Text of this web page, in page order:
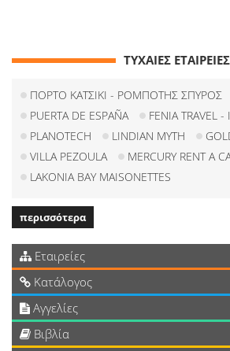
ΤΥΧΑΙΕΣ ΕΤΑΙΡΕΙΕΣ
ΠΟΡΤΟ ΚΑΤΣΙΚΙ - ΡΟΜΠΟΤΗΣ ΣΠΥΡΟΣ
PUERTA DE ESPAÑA
FENIA TRAVEL
PLANOTECH
LINDIAN MYTH
VILLA PEZOULA
MERCURY RENT A
LAKONIA BAY MAISONETTES
περισσότερα
Εταιρείες
Κατάλογος
Αγγελίες
Βιβλία